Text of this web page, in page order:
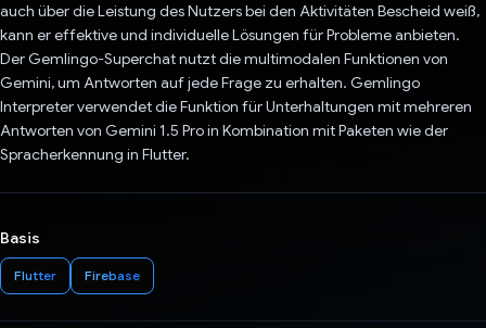
auch über die Leistung des Nutzers bei den Aktivitäten Bescheid weiß,
kann er effektive und individuelle Lösungen für Probleme anbieten.
Der Gemlingo-Superchat nutzt die multimodalen Funktionen von
Gemini, um Antworten auf jede Frage zu erhalten. Gemlingo
Interpreter verwendet die Funktion für Unterhaltungen mit mehreren
Antworten von Gemini 1.5 Pro in Kombination mit Paketen wie der
Spracherkennung in Flutter.
Basis
Flutter Firebase